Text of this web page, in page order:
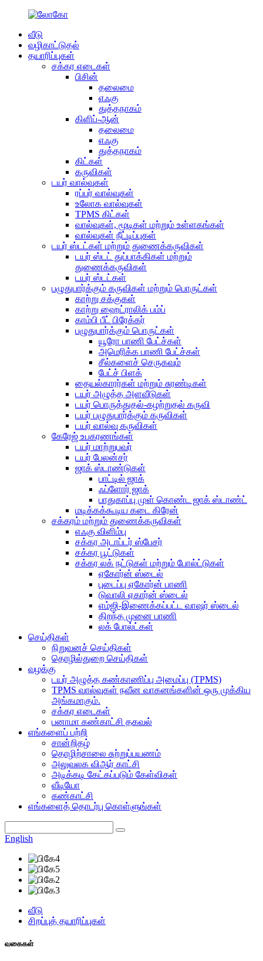
வீடு
வழிகாட்டுதல்
தயாரிப்புகள்
சக்கர எடைகள்
பிசின்
தலைமை
எஃகு
துத்தநாகம்
கிளிப்-ஆன்
தலைமை
எஃகு
துத்தநாகம்
கிட்கள்
கருவிகள்
டயர் வால்வுகள்
ரப்பர் வால்வுகள்
உலோக வால்வுகள்
TPMS கிட்கள்
வால்வுகள், மூடிகள் மற்றும் உள்ளகங்கள்
வால்வுகள் நீட்டிப்புகள்
டயர் ஸ்டட்கள் மற்றும் துணைக்கருவிகள்
டயர் ஸ்டட் துப்பாக்கிகள் மற்றும்
துணைக்கருவிகள்
டயர் ஸ்டட்கள்
பழுதுபார்க்கும் கருவிகள் மற்றும் பொருட்கள்
காற்று சக்குகள்
காற்று ஹைட்ராலிக் பம்ப்
காம்பி பீட் பிரேக்கர்
பழுதுபார்க்கும் பொருட்கள்
யூரோ பாணி பேட்ச்கள்
அமெரிக்க பாணி பேட்ச்கள்
சீல்களைச் செருகவும்
பேட்ச் பிளக்
தையல்காரர்கள் மற்றும் சுரண்டிகள்
டயர் அழுத்த அளவீடுகள்
டயர் பொருத்துதல்-கழற்றுதல் கருவி
டயர் பழுதுபார்க்கும் கருவிகள்
டயர் வால்வு கருவிகள்
கேரேஜ் உபகரணங்கள்
டயர் மாற்றுபவர்
டயர் பேலன்சர்
ஜாக் ஸ்டாண்டுகள்
பாட்டில் ஜாக்
ஃப்ளோர் ஜாக்
பாதுகாப்பு முள் கொண்ட ஜாக் ஸ்டாண்ட்
மடிக்கக்கூடிய கடை கிரேன்
சக்கரம் மற்றும் துணைக்கருவிகள்
எஃகு விளிம்பு
சக்கர அடாப்டர் ஸ்பேசர்
சக்கர பூட்டுகள்
சக்கர லக் நட்டுகள் மற்றும் போல்ட்டுகள்
ஏகோர்ன் ஸ்டைல்
புடைப்பு ஏகோர்ன் பாணி
டுவாலி ஏகார்ன் ஸ்டைல்
எம்ஜி-இணைக்கப்பட்ட வாஷர் ஸ்டைல்
திறந்த முனை பாணி
லக் போல்ட்கள்
செய்திகள்
நிறுவனச் செய்திகள்
தொழில்துறை செய்திகள்
வழக்கு
டயர் அழுத்த கண்காணிப்பு அமைப்பு (TPMS)
TPMS வால்வுகள் நவீன வாகனங்களின் ஒரு முக்கிய
அங்கமாகும்.
சக்கர எடைகள்
பனாமா கண்காட்சி தகவல்
எங்களைப் பற்றி
சான்றிதழ்
தொழிற்சாலை சுற்றுப்பயணம்
அலுவலக விஆர் காட்சி
அடிக்கடி கேட்கப்படும் கேள்விகள்
வீடியோ
கண்காட்சி
எங்களைத் தொடர்பு கொள்ளுங்கள்
English
வீடு
சிறப்புத் தயாரிப்புகள்
வகைகள்